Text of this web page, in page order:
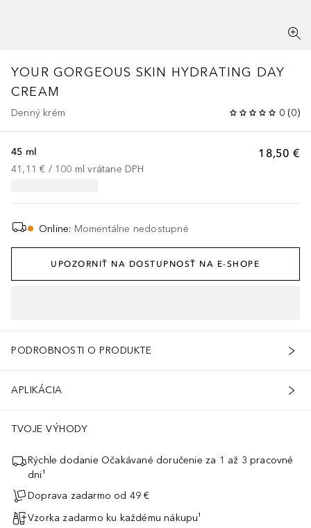
YOUR GORGEOUS SKIN HYDRATING DAY
CREAM
Denný krém 0 (0)
18,50 €
45 ml
41,11 € / 100 ml vrátane DPH
Online: Momentálne nedostupné
UPOZORNIŤ NA DOSTUPNOSŤ NA E-SHOPE
PODROBNOSTI O PRODUKTE
APLIKÁCIA
TVOJE VÝHODY
Rýchle dodanie Očakávané doručenie za 1 až 3 pracovné
dni¹
Doprava zadarmo od 49 €
Vzorka zadarmo ku každému nákupu¹